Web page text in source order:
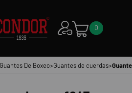
0
Guantes De Boxeo>Guantes de cuerdas>